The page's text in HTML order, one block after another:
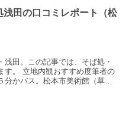
浅田の口コミレポート（松
田。この記事では、そば処・
す。 立地内観おすすめ度筆者の
かバス。松本市美術館（草間